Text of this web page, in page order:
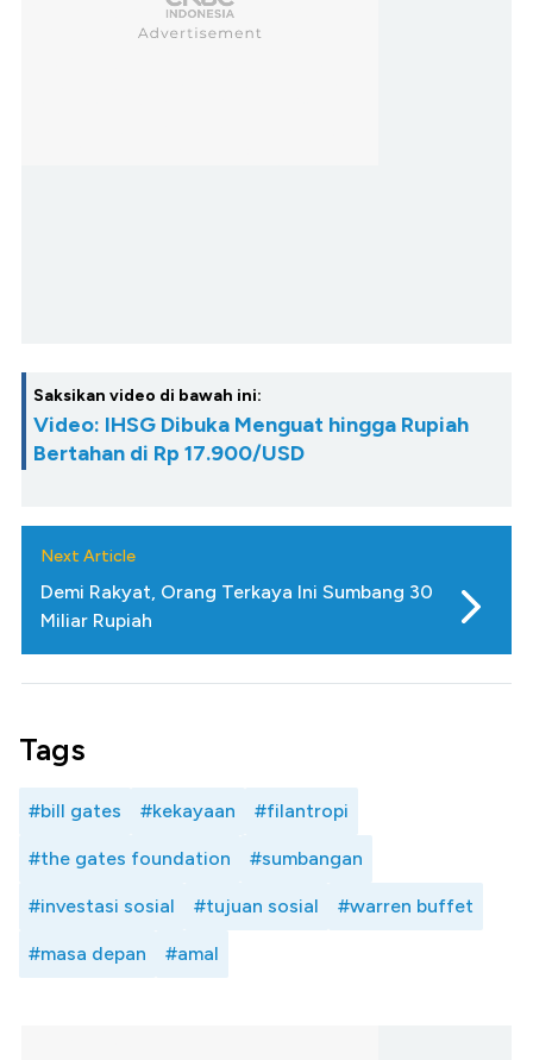
Saksikan video di bawah ini:
Video: IHSG Dibuka Menguat hingga Rupiah
Bertahan di Rp 17.900/USD
Next Article
Demi Rakyat, Orang Terkaya Ini Sumbang 30
Miliar Rupiah
Tags
#bill gates #kekayaan #filantropi
#the gates foundation #sumbangan
#investasi sosial #tujuan sosial #warren buffet
#masa depan #amal